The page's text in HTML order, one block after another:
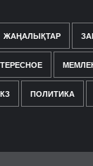
ЖАҢАЛЫҚТАР
ПОЛИТИКА